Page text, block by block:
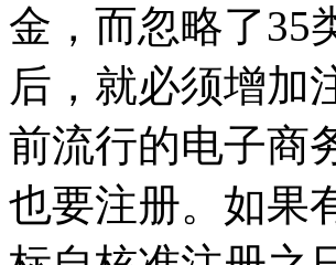
金，而忽略了35
后，就必须增加
前流行的电子商
也要注册。如果